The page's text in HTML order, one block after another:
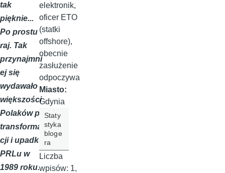
tak
pięknie...
Po prostu
raj. Tak
przynajmni
ej się
wydawało
większości
Polaków po
transforma
cji i upadku
PRLu w
1989 roku.
elektronik,
oficer ETO
(statki
offshore),
obecnie
zasłużenie
odpoczywa
Miasto:
Gdynia
Staty
styka
bloge
ra
Liczba
wpisów: 1,